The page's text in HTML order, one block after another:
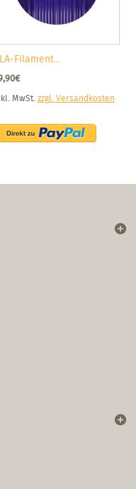
Filament...
MwSt. zzgl. Versandkosten